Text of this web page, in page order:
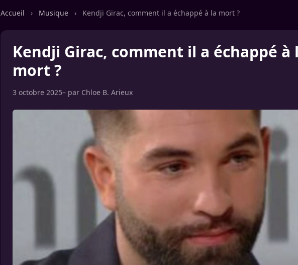
Accueil › Musique › Kendji Girac, comment il a échappé à la mort ?
Kendji Girac, comment il a échappé à
mort ?
3 octobre 2025– par Chloe B. Arieux